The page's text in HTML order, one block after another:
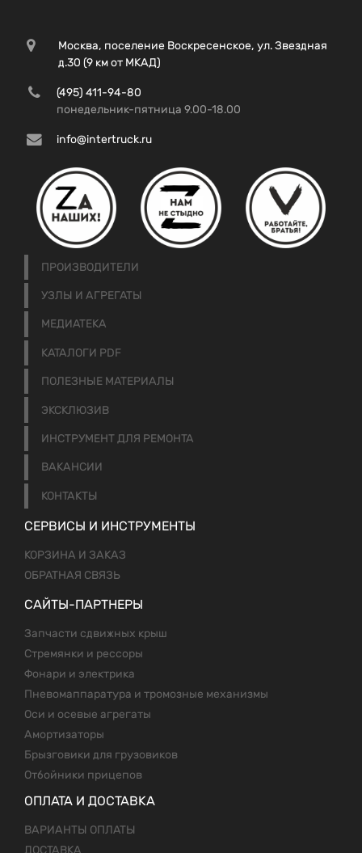
Москва, поселение Воскресенское, ул. Звездная
д.30 (9 км от МКАД)
(495) 411-94-80
понедельник-пятница 9.00-18.00
info@intertruck.ru
ПРОИЗВОДИТЕЛИ
УЗЛЫ И АГРЕГАТЫ
МЕДИАТЕКА
КАТАЛОГИ PDF
ПОЛЕЗНЫЕ МАТЕРИАЛЫ
ЭКСКЛЮЗИВ
ИНСТРУМЕНТ ДЛЯ РЕМОНТА
ВАКАНСИИ
КОНТАКТЫ
СЕРВИСЫ И ИНСТРУМЕНТЫ
КОРЗИНА И ЗАКАЗ
ОБРАТНАЯ СВЯЗЬ
САЙТЫ-ПАРТНЕРЫ
Запчасти сдвижных крыш
Стремянки и рессоры
Фонари и электрика
Пневомаппаратура и тромозные механизмы
Оси и осевые агрегаты
Амортизаторы
Брызговики для грузовиков
Отбойники прицепов
ОПЛАТА И ДОСТАВКА
ВАРИАНТЫ ОПЛАТЫ
ДОСТАВКА